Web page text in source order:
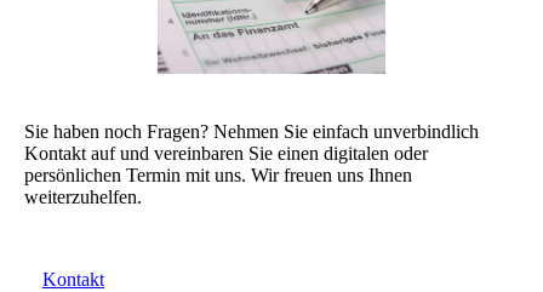
Sie haben noch Fragen? Nehmen Sie einfach unverbindlich
Kontakt auf und vereinbaren Sie einen digitalen oder
persönlichen Termin mit uns. Wir freuen uns Ihnen
weiterzuhelfen.
Kontakt